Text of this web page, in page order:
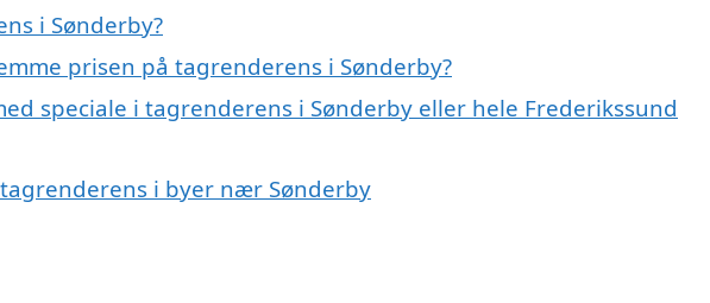
i Sønderby?
prisen på tagrenderens i Sønderby?
speciale i tagrenderens i Sønderby eller hele Frederikssund
i byer nær Sønderby